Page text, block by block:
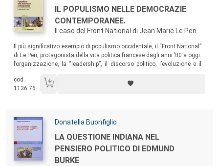
Titolo:
IL POPULISMO NELLE DEMOCRAZIE
CONTEMPORANEE.
Il caso del Front National di Jean Marie Le Pen
Il più significativo esempio di populismo occidentale, il “Front National”
di Le Pen, protagonista della vita politica francese dagli anni ’80 a oggi:
l’organizzazione, la “leadership”, il discorso politico, l’evoluzione e il
2002) di un movimento che induce a riflettere sulla portata del
fenomeno come effetto della “crisi della modernità”.
cod.
1136.76
Autori:
Donatella Buonfiglio
Titolo:
LA QUESTIONE INDIANA NEL
PENSIERO POLITICO DI EDMUND
BURKE